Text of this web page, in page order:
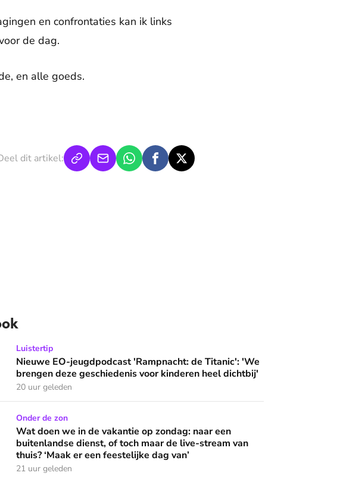
en confrontaties kan ik links
de dag.
en alle goeds.
dit artikel:
het vingertje wijzen’
jeugdpodcast 'Rampnacht: de Titanic': 'We brengen deze geschiedenis voor
Luistertip
Nieuwe EO-jeugdpodcast 'Rampnacht: de Titanic': 'We
brengen deze geschiedenis voor kinderen heel dichtbij'
20 uur geleden
we in de vakantie op zondag: naar een buitenlandse dienst, of toch maar de
Onder de zon
Wat doen we in de vakantie op zondag: naar een
buitenlandse dienst, of toch maar de live-stream van
thuis? ‘Maak er een feestelijke dag van’
21 uur geleden